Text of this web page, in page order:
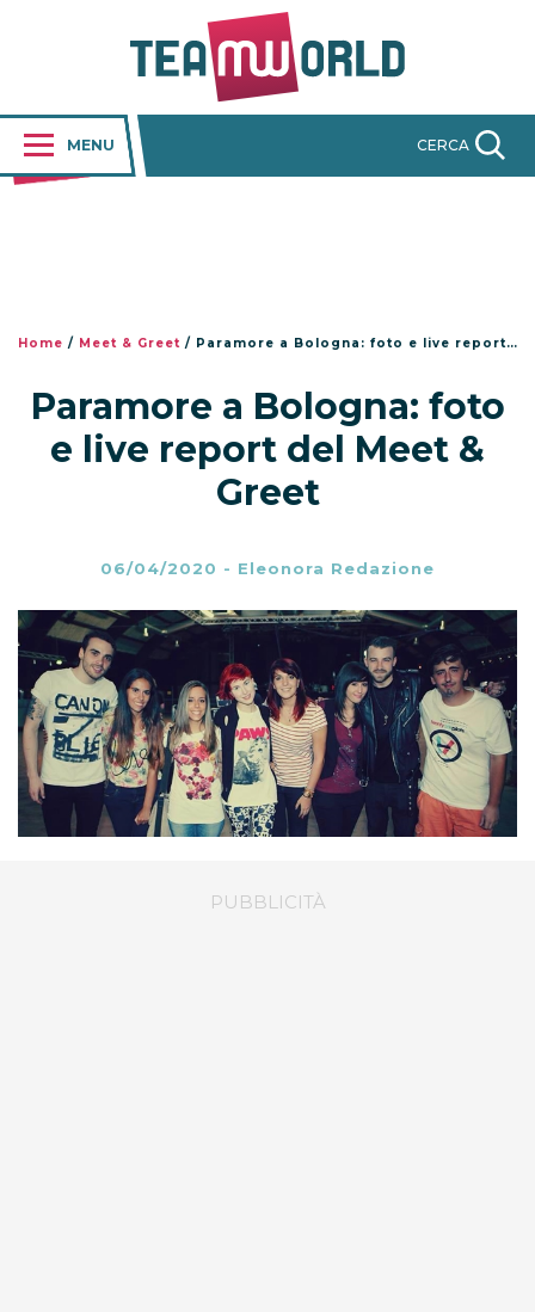
MENU CERCA
Home / Meet & Greet / Paramore a Bologna: foto e live report del Meet & Greet
Paramore a Bologna: foto
e live report del Meet &
Greet
06/04/2020 - Eleonora Redazione